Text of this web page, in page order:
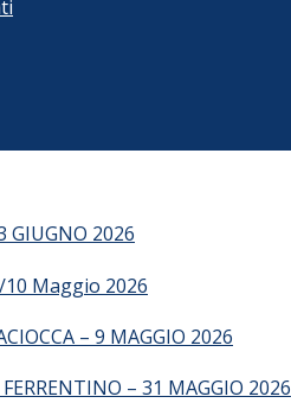
GIUGNO 2026
10 Maggio 2026
– 9 MAGGIO 2026
– 31 MAGGIO 2026